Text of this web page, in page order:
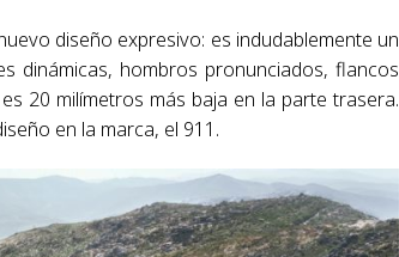
diseño expresivo: es indudablemente un
dinámicas, hombros pronunciados, flancos
20 milímetros más baja en la parte trasera.
en la marca, el 911.